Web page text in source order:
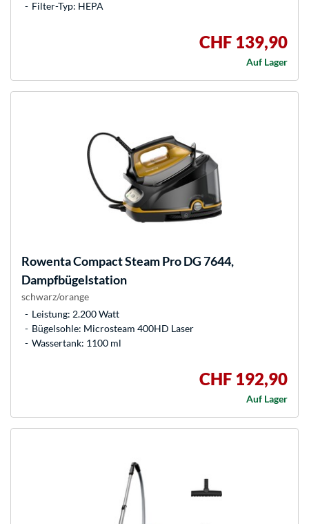
Filter-Typ: HEPA
CHF 139,90
Auf Lager
RowentaCompact Steam Pro DG 7644,
Dampfbügelstation
schwarz/orange
Leistung: 2.200 Watt
Bügelsohle: Microsteam 400HD Laser
Wassertank: 1100 ml
CHF 192,90
Auf Lager